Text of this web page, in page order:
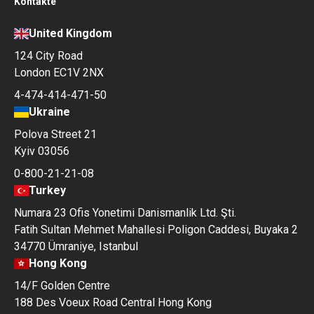
United Kingdom
124 City Road
London EC1V 2NX
4-474-414-471-50
Ukraine
Polova Street 21
Kyiv 03056
0-800-21-21-08
Turkey
Numara 23 Ofis Yonetimi Danismanlik Ltd. Şti.
Fatih Sultan Mehmet Mahallesi Poligon Caddesi, Buyaka 2
34770 Ümraniye, Istanbul
Hong Kong
14/F Golden Centre
188 Des Voeux Road Central Hong Kong